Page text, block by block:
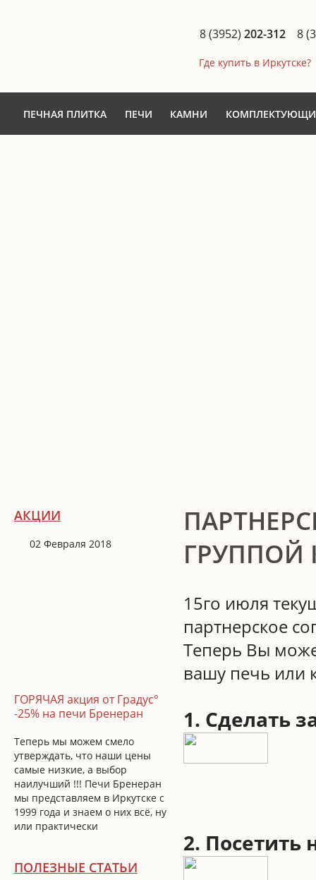
8 (3952) 202-312 8
Где купить в Иркутске?
ПЕЧНАЯ ПЛИТКА ПЕЧИ КАМНИ
АКЦИИ
02 Февраля 2018
ГОРЯЧАЯ акция от Градус°
-25% на печи Бренеран
Теперь мы можем смело
утверждать, что наши цены
самые низкие, а выбор
наилучший !!! Печи Бренеран
мы представляем в Иркутске с
1999 года и знаем о них всё, ну
или практически
ПОЛЕЗНЫЕ СТАТЬИ
15го июля
партнерское
Теперь Вы
вашу печь или
1. Сделать
2. Посетить